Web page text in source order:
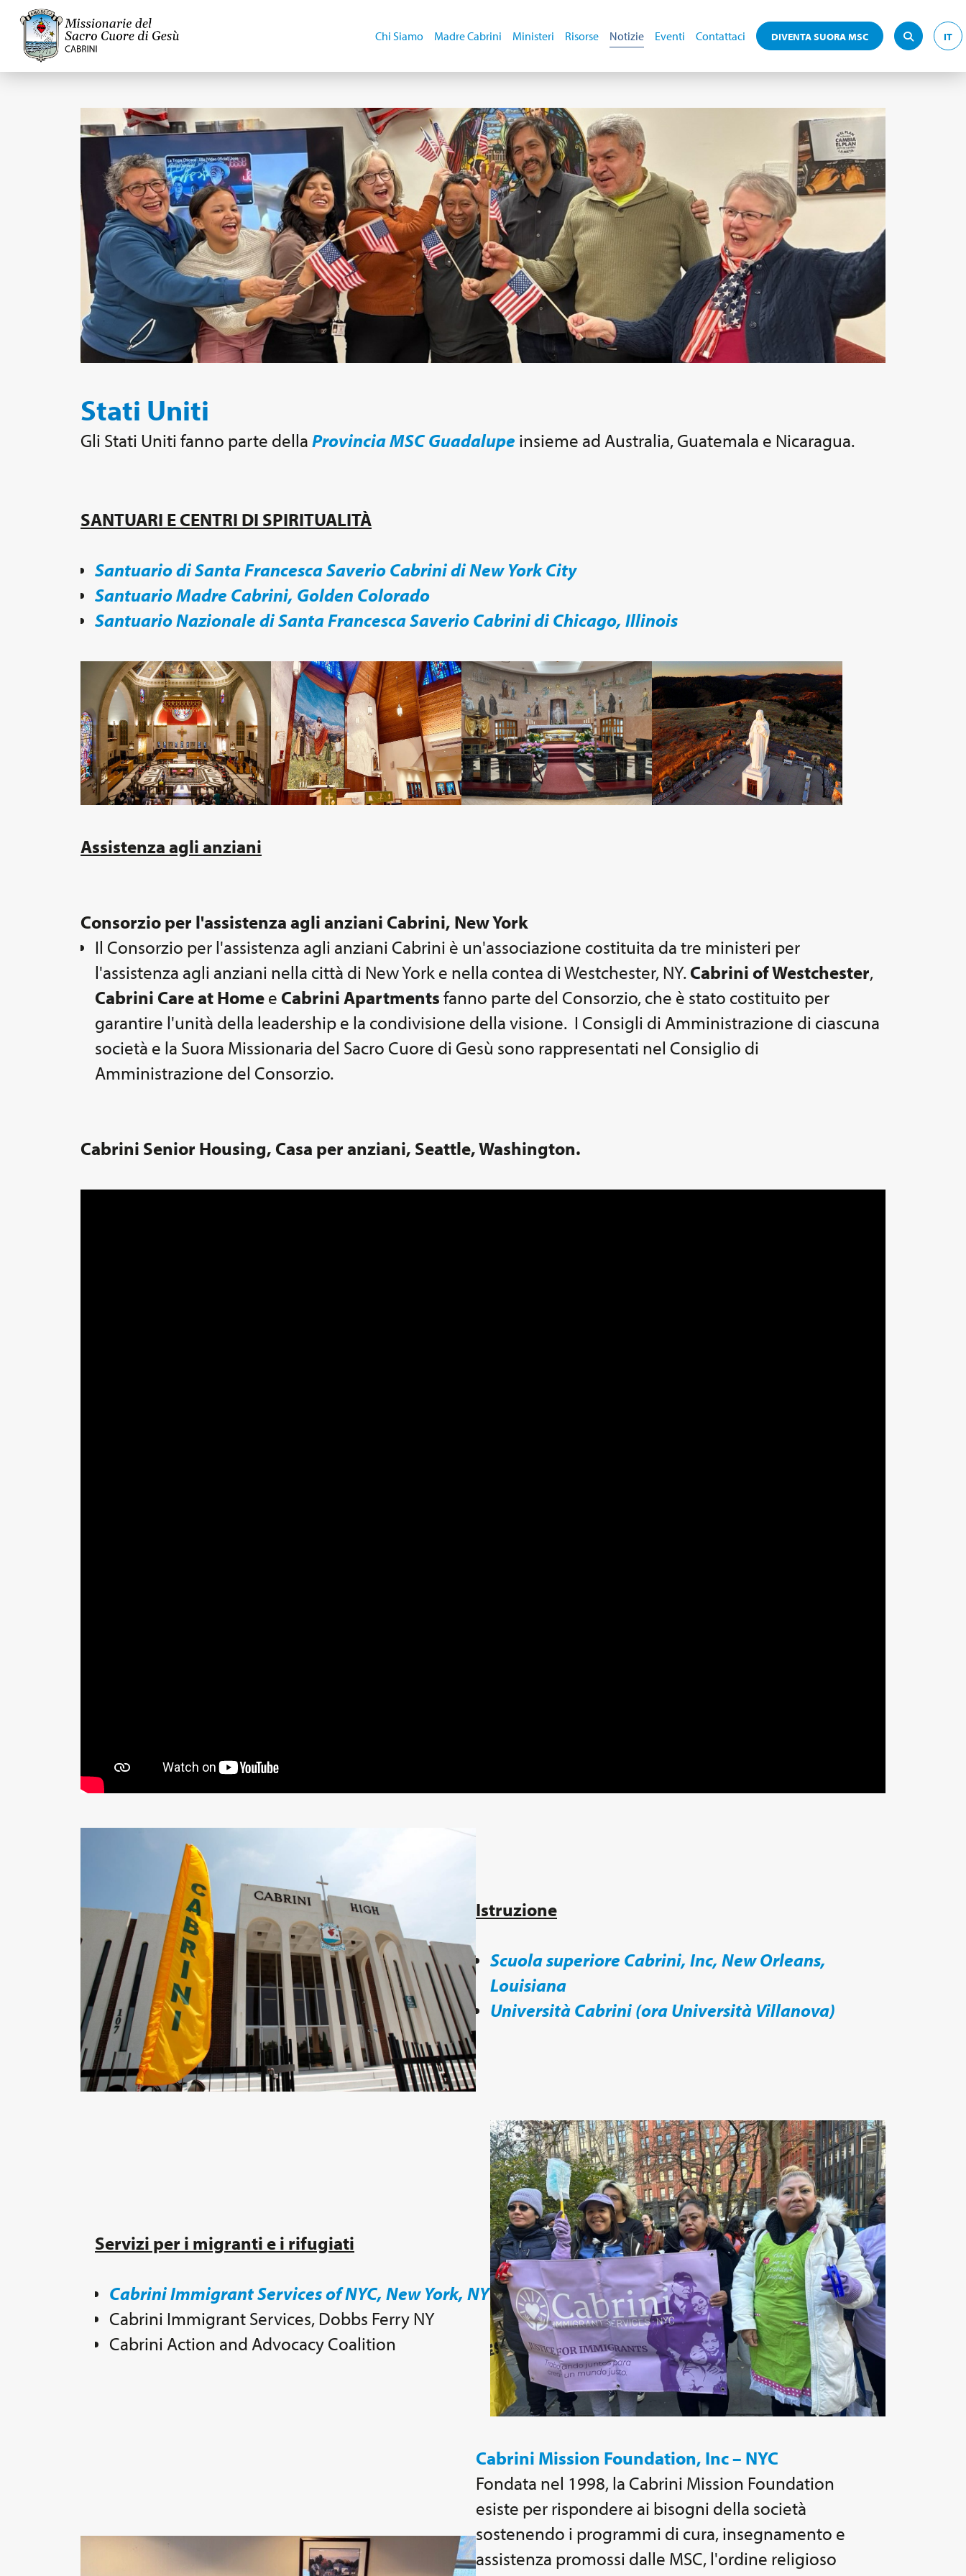
Chi Siamo Madre Cabrini Ministeri Risorse Notizie Eventi Contattaci DIVENTA SUORA MSC IT
Stati Uniti
Gli Stati Uniti fanno parte dellaProvincia MSC Guadalupe insieme ad Australia, Guatemala e Nicaragua.
SANTUARI E CENTRI DI SPIRITUALITÀ
Santuario di Santa Francesca Saverio Cabrini di New York City
Santuario Madre Cabrini, Golden Colorado
Santuario Nazionale di Santa Francesca Saverio Cabrini di Chicago, Illinois
Assistenza agli anziani
Consorzio per l'assistenza agli anziani Cabrini, New York
Il Consorzio per l'assistenza agli anziani Cabrini è un'associazione costituita da tre ministeri per
l'assistenza agli anziani nella città di New York e nella contea di Westchester, NY.Cabrini of Westchester,
Cabrini Care at Homee Cabrini Apartmentsfanno parte del Consorzio, che è stato costituito per
garantire l'unità della leadership e la condivisione della visione. I Consigli di Amministrazione di ciascuna
società e la Suora Missionaria del Sacro Cuore di Gesù sono rappresentati nel Consiglio di
Amministrazione del Consorzio.
Cabrini Senior Housing, Casa per anziani, Seattle, Washington.
Istruzione
Scuola superiore Cabrini, Inc, New Orleans,
Louisiana
Università Cabrini (ora Università Villanova)
Servizi per i migranti e i rifugiati
Cabrini Immigrant Services of NYC, New York, NY
Cabrini Immigrant Services, Dobbs Ferry NY
Cabrini Action and Advocacy Coalition
Cabrini Mission Foundation, Inc – NYC
Fondata nel 1998, la Cabrini Mission Foundation
esiste per rispondere ai bisogni della società
sostenendo i programmi di cura, insegnamento e
assistenza promossi dalle MSC, l'ordine religioso